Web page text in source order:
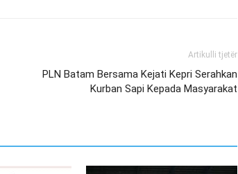
Artikulli tjetër
PLN Batam Bersama Kejati Kepri Serahkan
Kurban Sapi Kepada Masyarakat